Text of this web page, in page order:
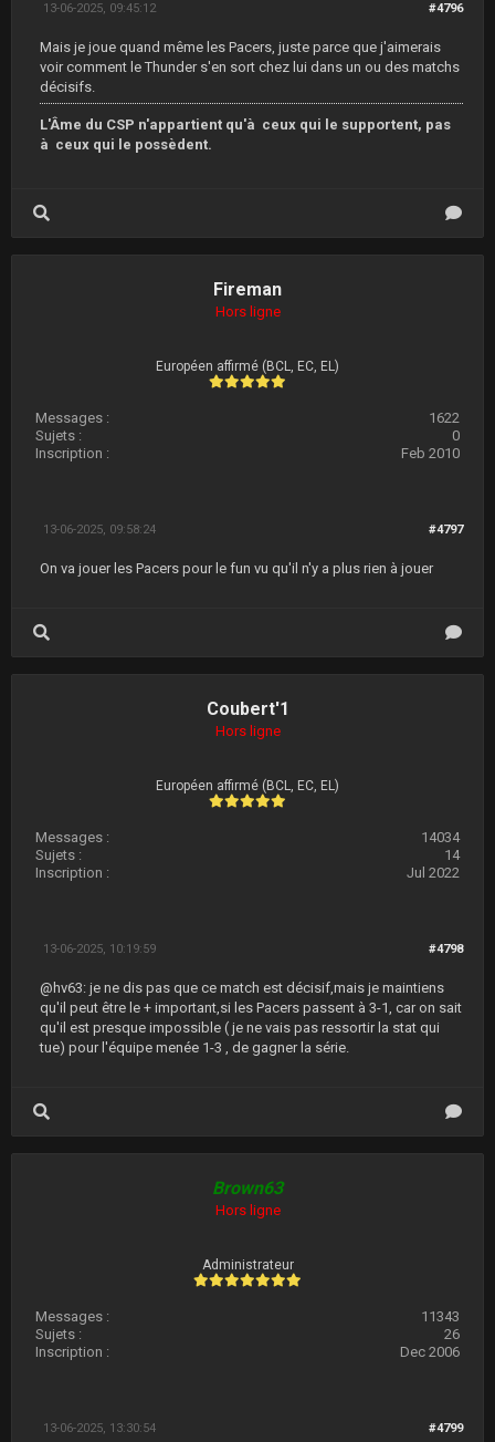
#4796
13-06-2025, 09:45:12
Mais je joue quand même les Pacers, juste parce que j'aimerais
voir comment le Thunder s'en sort chez lui dans un ou des matchs
décisifs.
L'Âme du CSP n'appartient qu'à ceux qui le supportent, pas
à ceux qui le possèdent.
Fireman
Hors ligne
Européen affirmé (BCL, EC, EL)
Messages :
1622
Sujets :
0
Inscription :
Feb 2010
#4797
13-06-2025, 09:58:24
On va jouer les Pacers pour le fun vu qu'il n'y a plus rien à jouer
Coubert'1
Hors ligne
Européen affirmé (BCL, EC, EL)
Messages :
14034
Sujets :
14
Inscription :
Jul 2022
#4798
13-06-2025, 10:19:59
@hv63: je ne dis pas que ce match est décisif,mais je maintiens
qu'il peut être le + important,si les Pacers passent à 3-1, car on sait
qu'il est presque impossible ( je ne vais pas ressortir la stat qui
tue) pour l'équipe menée 1-3 , de gagner la série.
Brown63
Hors ligne
Administrateur
Messages :
11343
Sujets :
26
Inscription :
Dec 2006
#4799
13-06-2025, 13:30:54